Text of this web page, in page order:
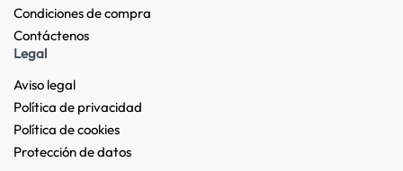
Condiciones de compra
Contáctenos
Legal
Aviso legal
Política de privacidad
Política de cookies
Protección de datos